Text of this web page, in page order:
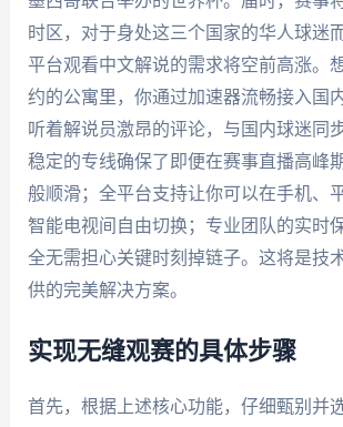
时区，对于身处这三个国家的华人球迷
平台观看中文解说的需求将空前高涨。
约的公寓里，你通过加速器流畅接入国
听着解说员激昂的评论，与国内球迷同
稳定的专线确保了即便在赛事直播高峰
般顺滑；全平台支持让你可以在手机、
智能电视间自由切换；专业团队的实时
全无需担心关键时刻掉链子。这将是技
供的完美解决方案。
实现无缝观赛的具体步骤
首先，根据上述核心功能，仔细甄别并